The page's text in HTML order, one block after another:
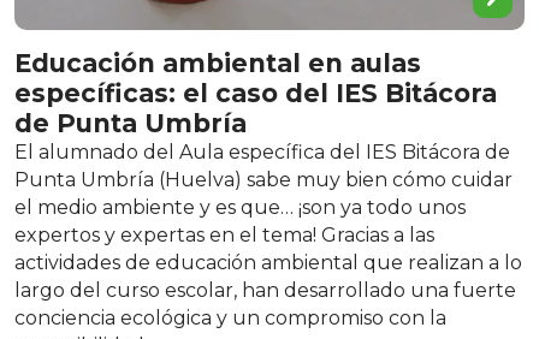
Educación ambiental en aulas
específicas: el caso del IES Bitácora
de Punta Umbría
El alumnado del Aula específica del IES Bitácora de
Punta Umbría (Huelva) sabe muy bien cómo cuidar
el medio ambiente y es que… ¡son ya todo unos
expertos y expertas en el tema! Gracias a las
actividades de educación ambiental que realizan a lo
largo del curso escolar, han desarrollado una fuerte
conciencia ecológica y un compromiso con la